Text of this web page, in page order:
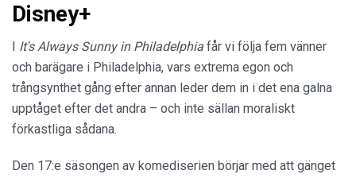
Disney+
It's Always Sunny in Philadelphia får vi följa fem vänner
och barägare i Philadelphia, vars extrema egon och
trångsynthet gång efter annan leder dem in i det ena galna
upptåget efter det andra – och inte sällan moraliskt
förkastliga sådana.
Den 17:e säsongen av komediserien börjar med att gänget